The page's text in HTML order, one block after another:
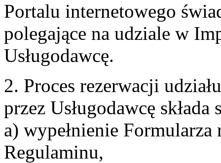
Portalu internetowego
polegające na udziale w
Usługodawcę.
2. Proces rezerwacji
przez Usługodawcę
a) wypełnienie
Regulaminu,